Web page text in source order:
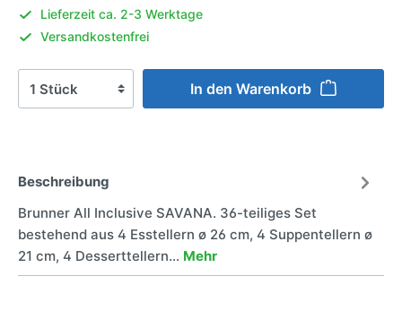
Lieferzeit ca. 2-3 Werktage
Versandkostenfrei
In den Warenkorb
Beschreibung
Brunner All Inclusive SAVANA. 36-teiliges Set
bestehend aus 4 Esstellern ø 26 cm, 4 Suppentellern ø
21 cm, 4 Desserttellern… Mehr